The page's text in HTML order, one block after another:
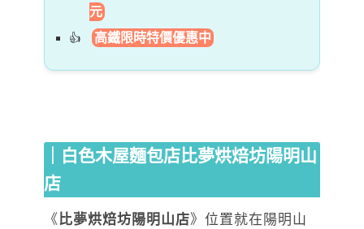
元
高鐵限時特價優惠中
｜白色木屋麵包店比夢烘焙坊陽明山
店
《比夢烘焙坊陽明山店》位置就在陽明山